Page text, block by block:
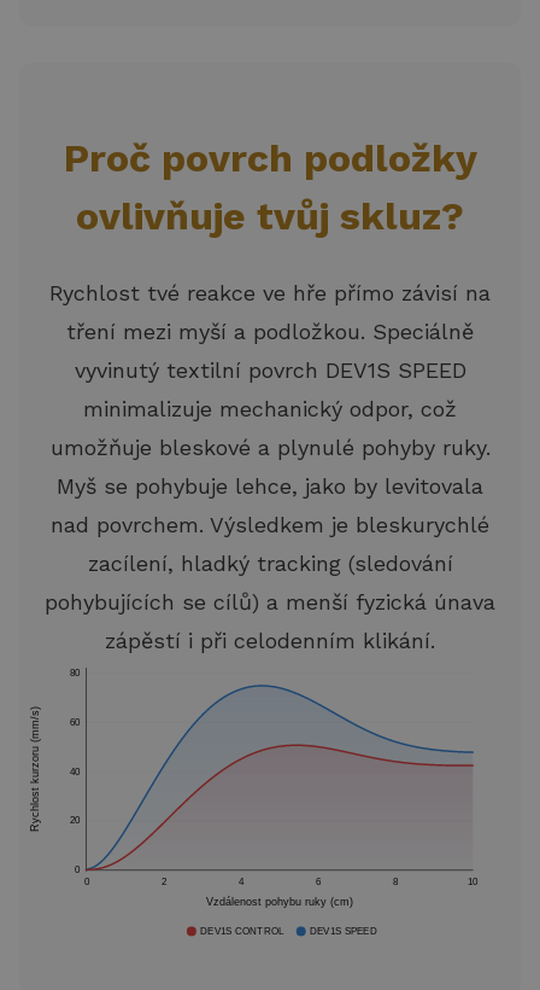
Proč povrch podložky
ovlivňuje tvůj skluz?
Rychlost tvé reakce ve hře přímo závisí na
tření mezi myší a podložkou. Speciálně
vyvinutý textilní povrch DEV1S SPEED
minimalizuje mechanický odpor, což
umožňuje bleskové a plynulé pohyby ruky.
Myš se pohybuje lehce, jako by levitovala
nad povrchem. Výsledkem je bleskurychlé
zacílení, hladký tracking (sledování
pohybujících se cílů) a menší fyzická únava
zápěstí i při celodenním klikání.